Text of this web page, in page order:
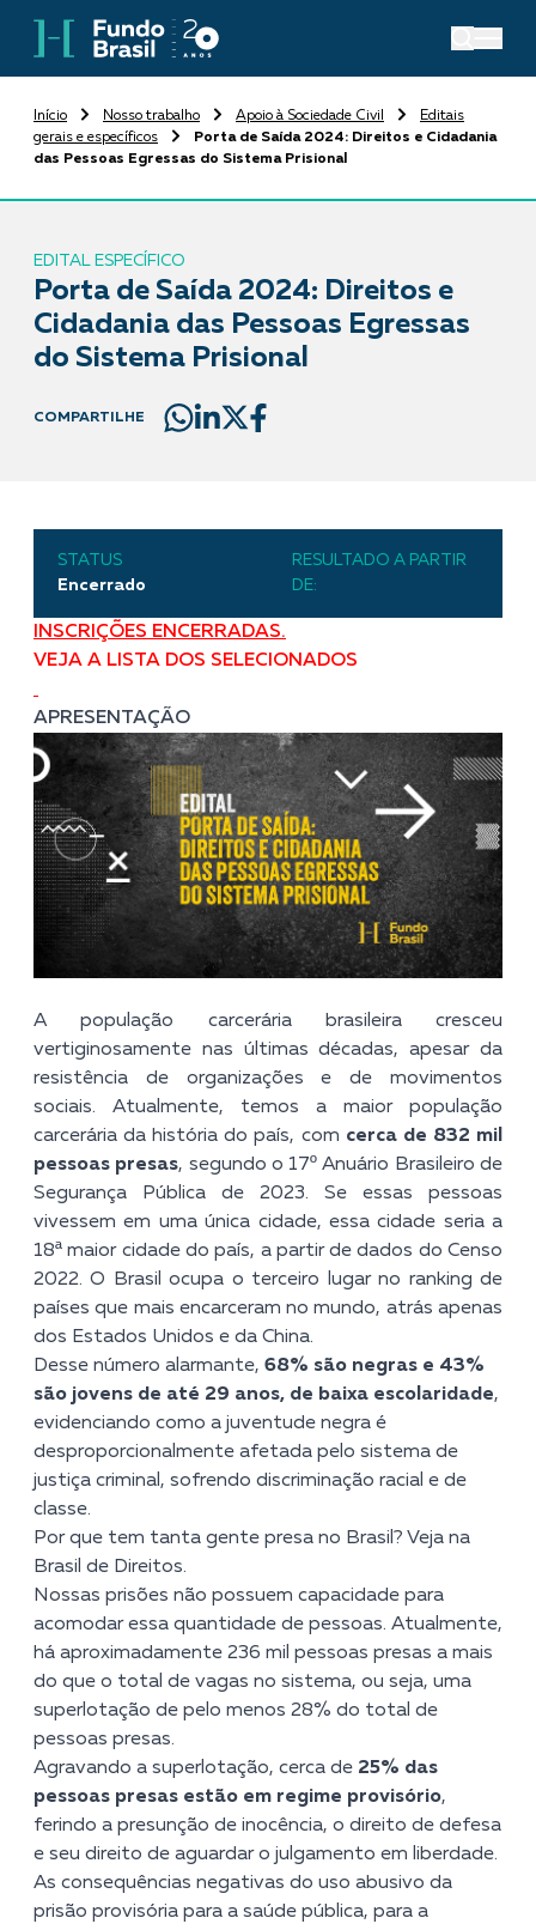
Início Nosso trabalho Apoio à Sociedade Civil
Editais
gerais e específicos
Porta de Saída 2024: Direitos e Cidadania
das Pessoas Egressas do Sistema Prisional
EDITAL ESPECÍFICO
Porta de Saída 2024: Direitos e
Cidadania das Pessoas Egressas
do Sistema Prisional
COMPARTILHE
STATUS
Encerrado
RESULTADO A PARTIR
DE:
INSCRIÇÕES ENCERRADAS.
VEJA A LISTA DOS SELECIONADOS
APRESENTAÇÃO
A população carcerária brasileira cresceu
vertiginosamente nas últimas décadas, apesar da
resistência de organizações e de movimentos
sociais. Atualmente, temos a maior população
carcerária da história do país, com cerca de 832 mil
pessoas presas, segundo o 17º Anuário Brasileiro de
Segurança Pública de 2023. Se essas pessoas
vivessem em uma única cidade, essa cidade seria a
18ª maior cidade do país, a partir de dados do Censo
2022. O Brasil ocupa o terceiro lugar no ranking de
países que mais encarceram no mundo, atrás apenas
dos Estados Unidos e da China.
Desse número alarmante, 68% são negras e 43%
são jovens de até 29 anos, de baixa escolaridade,
evidenciando como a juventude negra é
desproporcionalmente afetada pelo sistema de
justiça criminal, sofrendo discriminação racial e de
classe.
Por que tem tanta gente presa no Brasil? Veja na
Brasil de Direitos.
Nossas prisões não possuem capacidade para
acomodar essa quantidade de pessoas. Atualmente,
há aproximadamente 236 mil pessoas presas a mais
do que o total de vagas no sistema, ou seja, uma
superlotação de pelo menos 28% do total de
pessoas presas.
Agravando a superlotação, cerca de 25% das
pessoas presas estão em regime provisório,
ferindo a presunção de inocência, o direito de defesa
e seu direito de aguardar o julgamento em liberdade.
As consequências negativas do uso abusivo da
prisão provisória para a saúde pública, para a